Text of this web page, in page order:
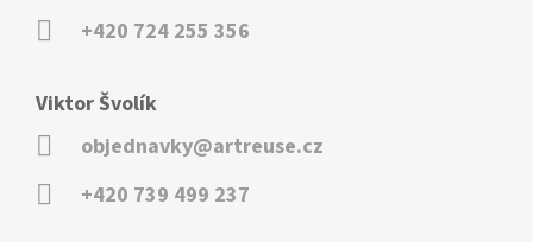
+420 724 255 356
Viktor Švolík
objednavky@artreuse.cz
+420 739 499 237